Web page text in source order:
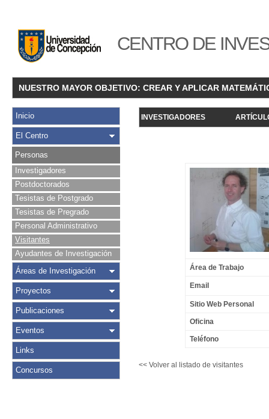
CENTRO DE
NUESTRO MAYOR OBJETIVO: CREAR Y APLICAR
Inicio
El Centro
Personas
Investigadores
Postdoctorados
Tesistas de Postgrado
Tesistas de Pregrado
Personal Administrativo
Visitantes
Ayudantes de Investigación
Áreas de Investigación
Proyectos
Publicaciones
Eventos
Links
Concursos
INVESTIGADORES
Área de Trabajo
Email
Sitio Web Personal
Oficina
Teléfono
<< Volver al listado de visitantes